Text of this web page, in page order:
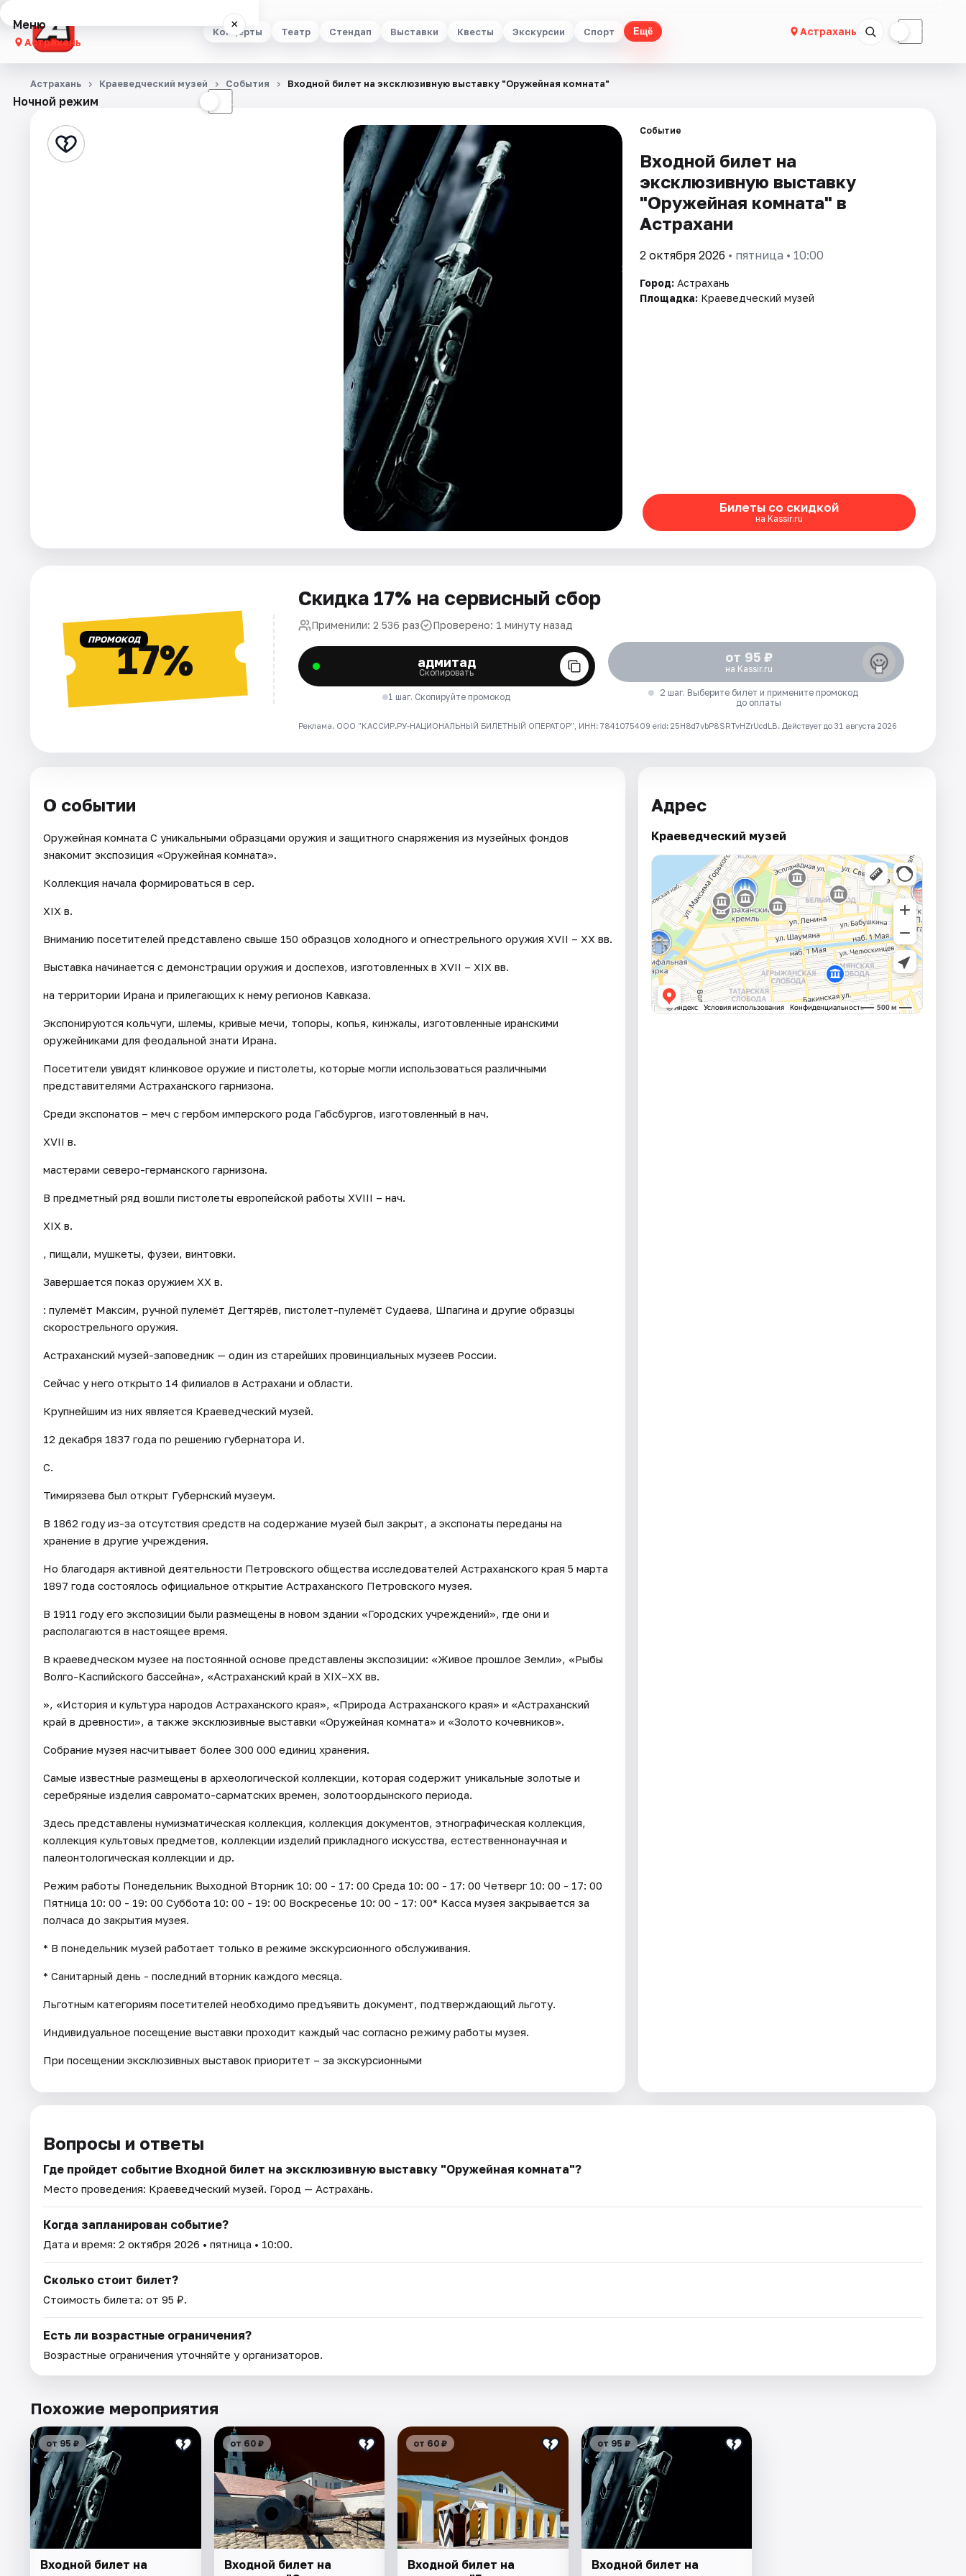
Концерты Театр Стендап Выставки Квесты Экскурсии Спорт Ещё Астрахань ☾
Меню ×
Астрахань
Концерты
Стендап
Ночной режим ☾
Астрахань Краеведческий музей События Входной билет на эксклюзивную выставку "Оружейная комната"
Событие
Входной билет на
эксклюзивную выставку
"Оружейная комната" в
Астрахани
2 октября 2026 • пятница • 10:00
Город: Астрахань
Площадка: Краеведческий музей
Билеты со скидкой
на Kassir.ru
ПРОМОКОД17%
Скидка 17% на сервисный сбор
Применили: 2 536 раз Проверено: 1 минуту назад
адмитад
Скопировать
1 шаг. Скопируйте промокод
от 95 ₽
на Kassir.ru
2 шаг. Выберите билет и примените промокод
до оплаты
Реклама. ООО "КАССИР.РУ-НАЦИОНАЛЬНЫЙ БИЛЕТНЫЙ ОПЕРАТОР", ИНН: 7841075409 erid: 25H8d7vbP8SRTvHZrUcdLB. Действует до 31 августа 2026
О событии
Оружейная комната С уникальными образцами оружия и защитного снаряжения из музейных фондов
знакомит экспозиция «Оружейная комната».
Коллекция начала формироваться в сер.
XIX в.
Вниманию посетителей представлено свыше 150 образцов холодного и огнестрельного оружия XVII – XX вв.
Выставка начинается с демонстрации оружия и доспехов, изготовленных в XVII – XIX вв.
на территории Ирана и прилегающих к нему регионов Кавказа.
Экспонируются кольчуги, шлемы, кривые мечи, топоры, копья, кинжалы, изготовленные иранскими
оружейниками для феодальной знати Ирана.
Посетители увидят клинковое оружие и пистолеты, которые могли использоваться различными
представителями Астраханского гарнизона.
Среди экспонатов – меч с гербом имперского рода Габсбургов, изготовленный в нач.
XVII в.
мастерами северо-германского гарнизона.
В предметный ряд вошли пистолеты европейской работы XVIII – нач.
XIX в.
, пищали, мушкеты, фузеи, винтовки.
Завершается показ оружием XX в.
: пулемёт Максим, ручной пулемёт Дегтярёв, пистолет-пулемёт Судаева, Шпагина и другие образцы
скорострельного оружия.
Астраханский музей-заповедник — один из старейших провинциальных музеев России.
Сейчас у него открыто 14 филиалов в Астрахани и области.
Крупнейшим из них является Краеведческий музей.
12 декабря 1837 года по решению губернатора И.
С.
Тимирязева был открыт Губернский музеум.
В 1862 году из-за отсутствия средств на содержание музей был закрыт, а экспонаты переданы на
хранение в другие учреждения.
Но благодаря активной деятельности Петровского общества исследователей Астраханского края 5 марта
1897 года состоялось официальное открытие Астраханского Петровского музея.
В 1911 году его экспозиции были размещены в новом здании «Городских учреждений», где они и
располагаются в настоящее время.
В краеведческом музее на постоянной основе представлены экспозиции: «Живое прошлое Земли», «Рыбы
Волго-Каспийского бассейна», «Астраханский край в XIX–XX вв.
», «История и культура народов Астраханского края», «Природа Астраханского края» и «Астраханский
край в древности», а также эксклюзивные выставки «Оружейная комната» и «Золото кочевников».
Собрание музея насчитывает более 300 000 единиц хранения.
Самые известные размещены в археологической коллекции, которая содержит уникальные золотые и
серебряные изделия савромато-сарматских времен, золотоордынского периода.
Здесь представлены нумизматическая коллекция, коллекция документов, этнографическая коллекция,
коллекция культовых предметов, коллекции изделий прикладного искусства, естественнонаучная и
палеонтологическая коллекции и др.
Режим работы Понедельник Выходной Вторник 10: 00 - 17: 00 Среда 10: 00 - 17: 00 Четверг 10: 00 - 17: 00
Пятница 10: 00 - 19: 00 Суббота 10: 00 - 19: 00 Воскресенье 10: 00 - 17: 00* Касса музея закрывается за
полчаса до закрытия музея.
* В понедельник музей работает только в режиме экскурсионного обслуживания.
* Санитарный день - последний вторник каждого месяца.
Льготным категориям посетителей необходимо предъявить документ, подтверждающий льготу.
Индивидуальное посещение выставки проходит каждый час согласно режиму работы музея.
При посещении эксклюзивных выставок приоритет – за экскурсионными
Адрес
Краеведческий музей
Вопросы и ответы
Где пройдет событие Входной билет на эксклюзивную выставку "Оружейная комната"?
Место проведения: Краеведческий музей. Город — Астрахань.
Когда запланирован событие?
Дата и время: 2 октября 2026 • пятница • 10:00.
Сколько стоит билет?
Стоимость билета: от 95 ₽.
Есть ли возрастные ограничения?
Возрастные ограничения уточняйте у организаторов.
Похожие мероприятия
от 95 ₽
Входной билет на
от 60 ₽
Входной билет на
от 60 ₽
Входной билет на
от 95 ₽
Входной билет на